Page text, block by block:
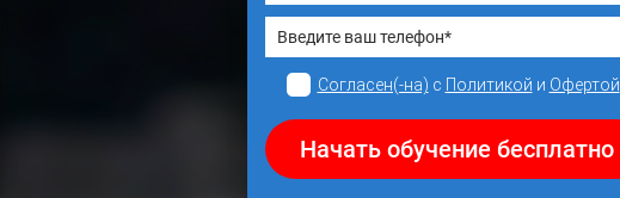
Согласен(-на) с Политикой и Офертой
Начать обучение бесплатно